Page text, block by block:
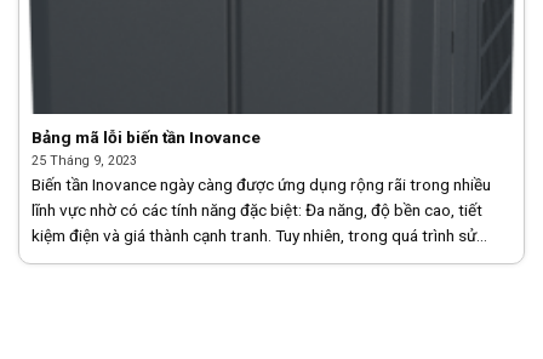
Bảng mã lỗi biến tần Inovance
25 Tháng 9, 2023
Biến tần Inovance ngày càng được ứng dụng rộng rãi trong nhiều
lĩnh vực nhờ có các tính năng đặc biệt: Đa năng, độ bền cao, tiết
kiệm điện và giá thành cạnh tranh. Tuy nhiên, trong quá trình sử
dụng [...]